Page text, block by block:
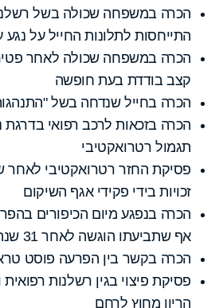
הכרה במשפחה שכולה בשל
התייחסות לתלונות החייל על נגע
הכרה במשפחה שכולה לאחר
קצב בודדת בעת חופשה
הכרה בחייל שנדחה בשל
תגמול רטרואקטיבי
פסיקת החזר רטרואקטיבי לאחר
זכויות בידי פקידי אגף השיקום
הכרה בנפגע מיום הכיפורים
אף שתביעתו הוגשה לאחר 31 שנה
הכרה בקשר בין הפרעה פוסט
פסיקת פיצוי בגין רשלנות רפואית
הריון מחוץ לרחם